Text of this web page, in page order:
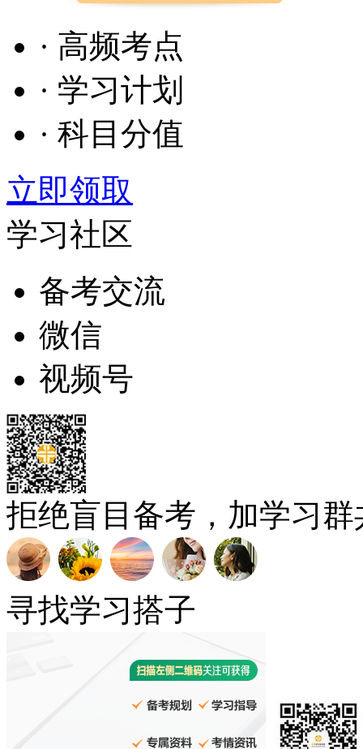
· 高频考点
· 学习计划
· 科目分值
立即领取
学习社区
备考交流
微信
视频号
拒绝盲目备考，加学习
寻找学习搭子